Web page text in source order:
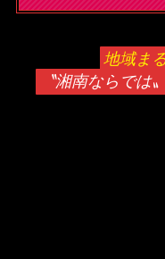
地域ま
〝湘南ならでは